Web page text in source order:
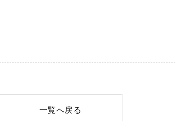
一覧へ戻る